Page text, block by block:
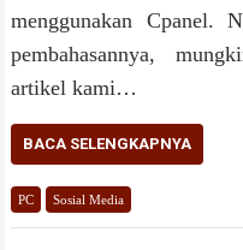
menggunakan Cpanel.
pembahasannya,
artikel kami…
BACA SELENGKAPNYA
PC Sosial Media